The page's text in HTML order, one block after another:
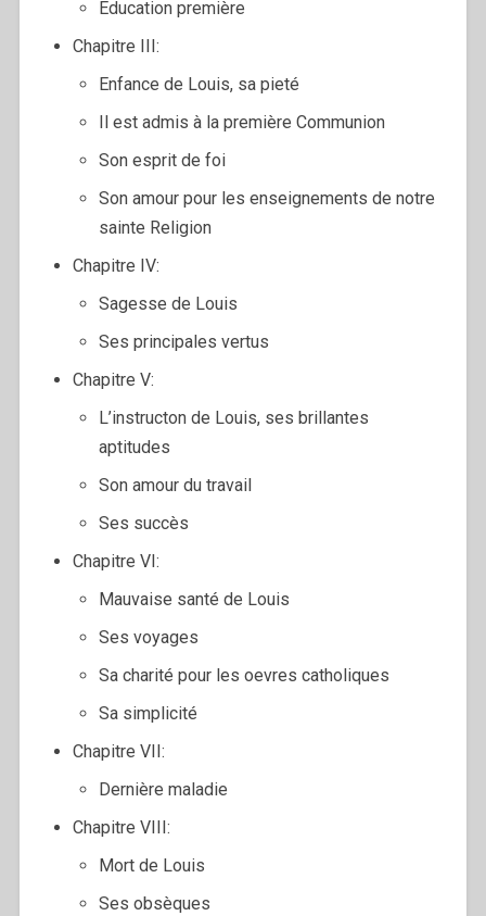
Education première
Chapitre III:
Enfance de Louis, sa pieté
Il est admis à la première Communion
Son esprit de foi
Son amour pour les enseignements de notre
sainte Religion
Chapitre IV:
Sagesse de Louis
Ses principales vertus
Chapitre V:
L’instructon de Louis, ses brillantes
aptitudes
Son amour du travail
Ses succès
Chapitre VI:
Mauvaise santé de Louis
Ses voyages
Sa charité pour les oevres catholiques
Sa simplicité
Chapitre VII:
Dernière maladie
Chapitre VIII:
Mort de Louis
Ses obsèques